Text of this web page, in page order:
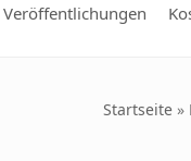
Veröffentlichungen
Startseite »